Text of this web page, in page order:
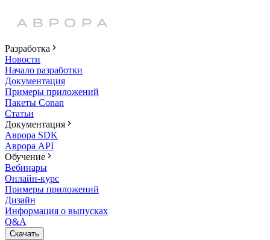
Разработка
Новости
Начало разработки
Документация
Примеры приложений
Пакеты Conan
Статьи
Документация
Аврора SDK
Аврора API
Обучение
Вебинары
Онлайн-курс
Примеры приложений
Дизайн
Информация о выпусках
Q&A
Скачать